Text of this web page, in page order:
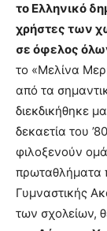
το Ελληνικό
χρήστες των
σε όφελος
το «Μελίνα
από τα
διεκδικήθηκε
δεκαετία του
φιλοξενούν
πρωταθλήματα
Γυμναστικής
των σχολείων,